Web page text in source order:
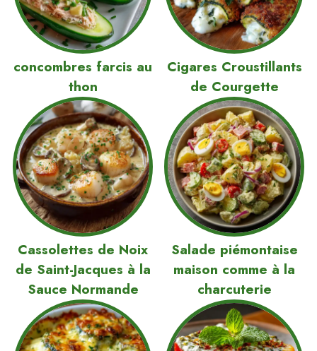
concombres farcis au
thon
Cigares Croustillants
de Courgette
Cassolettes de Noix
de Saint-Jacques à la
Sauce Normande
Salade piémontaise
maison comme à la
charcuterie